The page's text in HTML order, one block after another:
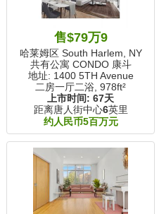
售$79万9
哈莱姆区 South Harlem, NY
共有公寓 CONDO 康斗
地址: 1400 5TH Avenue
二房一厅二浴, 978ft²
上市时间: 67天
距离唐人街中心6英里
约人民币5百万元